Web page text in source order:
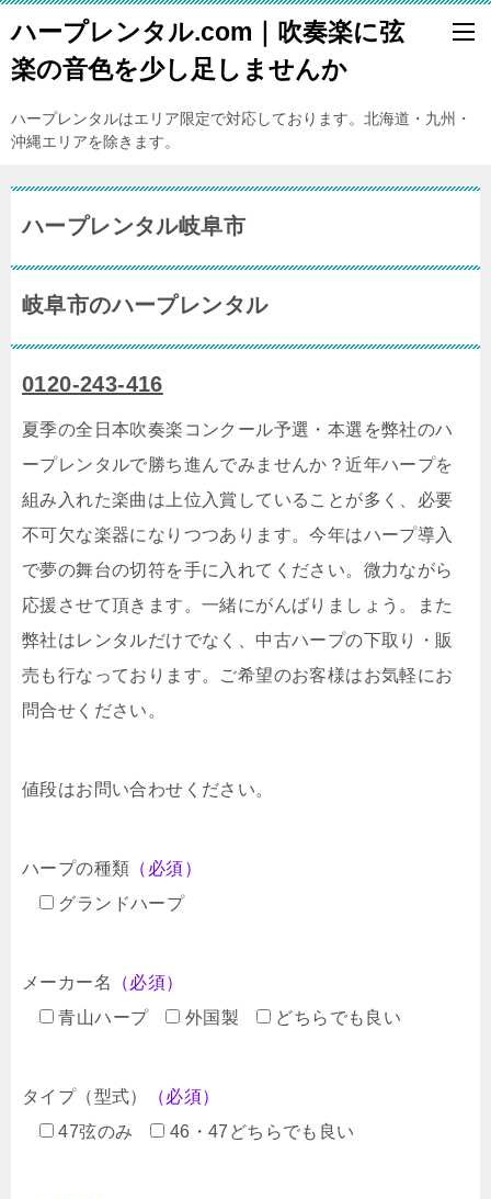
ハープレンタル.com｜吹奏楽に弦
楽の音色を少し足しませんか
ハープレンタルはエリア限定で対応しております。北海道・九州・
沖縄エリアを除きます。
ハープレンタル岐阜市
岐阜市のハープレンタル
0120-243-416
夏季の全日本吹奏楽コンクール予選・本選を弊社のハ
ープレンタルで勝ち進んでみませんか？近年ハープを
組み入れた楽曲は上位入賞していることが多く、必要
不可欠な楽器になりつつあります。今年はハープ導入
で夢の舞台の切符を手に入れてください。微力ながら
応援させて頂きます。一緒にがんばりましょう。また
弊社はレンタルだけでなく、中古ハープの下取り・販
売も行なっております。ご希望のお客様はお気軽にお
問合せください。
値段はお問い合わせください。
ハープの種類 （必須）
グランドハープ
メーカー名
（必須）
青山ハープ
外国製 どちらでも良い
タイプ（型式）
（必須）
47弦のみ
46・47どちらでも良い